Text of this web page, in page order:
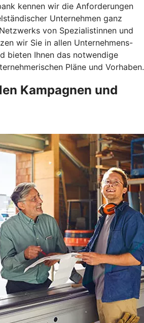
kennen wir die Anforderungen
Unternehmen ganz
von Spezialistinnen und
wir Sie in allen Unternehmens-
bieten Ihnen das notwendige
Pläne und Vorhaben.
Kampagnen und